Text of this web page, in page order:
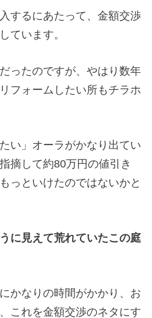
するにあたって、金額交渉
ています。
ったのですが、やはり数年
フォームしたい所もチラホ
い」オーラがかなり出てい
摘して約80万円の値引き
っといけたのではないかと
に見えて荒れていたこの庭
かなりの時間がかかり、お
これを金額交渉のネタにす